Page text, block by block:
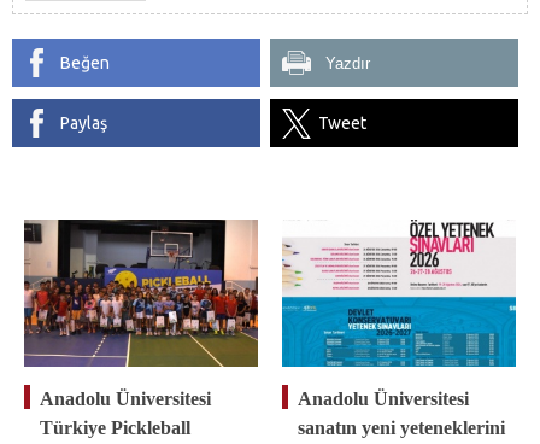
Beğen Yazdır
Paylaş Tweet
Anadolu Üniversitesi
Türkiye Pickleball
Anadolu Üniversitesi
sanatın yeni yeteneklerini